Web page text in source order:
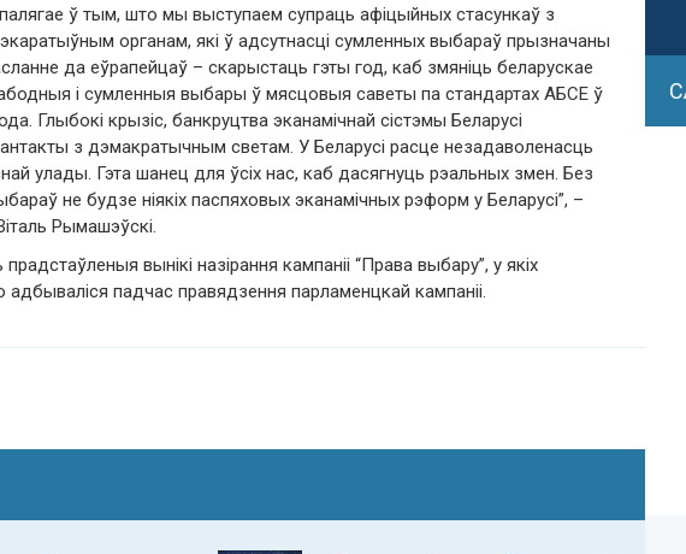
палягае ў тым, што мы выступаем супраць афіцыйных стасункаў з
органам, які ў адсутнасці сумленных выбараў прызначаны
да еўрапейцаў – скарыстаць гэты год, каб змяніць беларускае
і сумленныя выбары ў мясцовыя саветы па стандартах АБСЕ ў
Глыбокі крызіс, банкруцтва эканамічнай сістэмы Беларусі
з дэмакратычным светам. У Беларусі расце незадаволенасць
улады. Гэта шанец для ўсіх нас, каб дасягнуць рэальных змен. Без
не будзе ніякіх паспяховых эканамічных рэформ у Беларусі”, –
Рымашэўскі.
вынікі назірання кампаніі “Права выбару”, у якіх
адбываліся падчас правядзення парламенцкай кампаніі.